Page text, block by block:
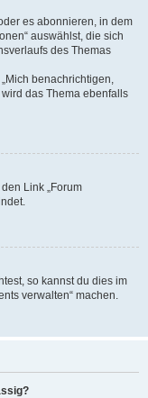
es abonnieren, in dem
auswählst, die sich
des Themas
benachrichtigen,
das Thema ebenfalls
Link „Forum
so kannst du dies im
verwalten“ machen.